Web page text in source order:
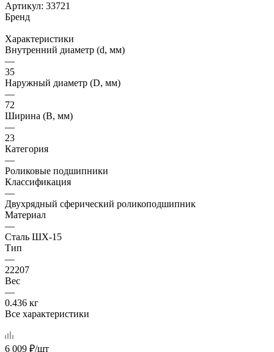
Артикул: 33721
Бренд
Характеристики
Внутренний диаметр (d, мм)
—
35
Наружный диаметр (D, мм)
—
72
Ширина (B, мм)
—
23
Категория
—
Роликовые подшипники
Классификация
—
Двухрядный сферический роликоподшипник
Материал
—
Сталь ШХ-15
Тип
—
22207
Вес
—
0.436 кг
Все характеристики
6 009 ₽/шт